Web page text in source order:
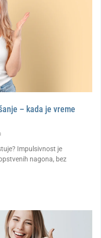
– kada je vreme
Impulsivnost je
nagona, bez